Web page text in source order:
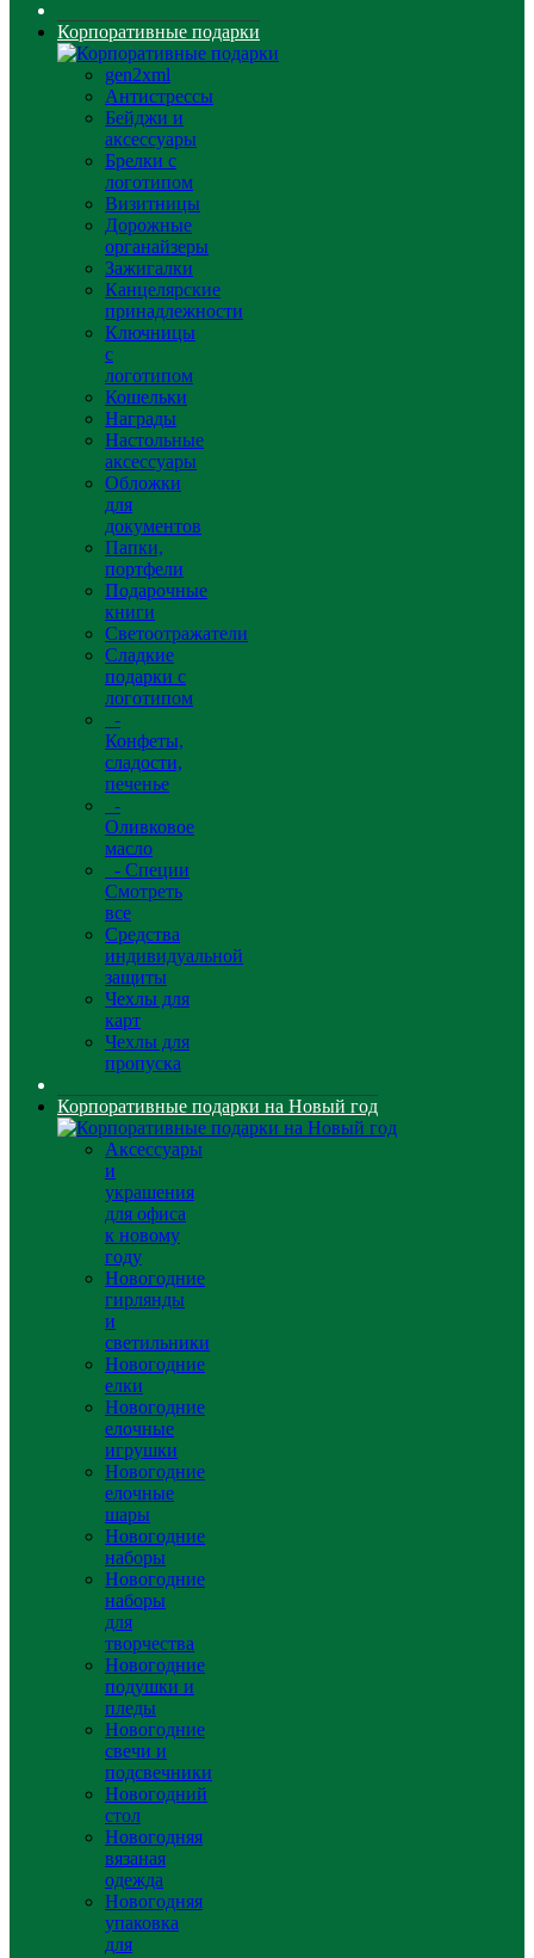
Корпоративные подарки
gen2xml
Антистрессы
Бейджи и
аксессуары
Брелки с
логотипом
Визитницы
Дорожные
органайзеры
Зажигалки
Канцелярские
принадлежности
Ключницы
с
логотипом
Кошельки
Награды
Настольные
аксессуары
Обложки
для
документов
Папки,
портфели
Подарочные
книги
Светоотражатели
Сладкие
подарки с
логотипом
-
Конфеты,
сладости,
печенье
-
Оливковое
масло
- Специи
Смотреть
все
Средства
индивидуальной
защиты
Чехлы для
карт
Чехлы для
пропуска
Корпоративные подарки на Новый год
Аксессуары
и
украшения
для офиса
к новому
году
Новогодние
гирлянды
и
светильники
Новогодние
елки
Новогодние
елочные
игрушки
Новогодние
елочные
шары
Новогодние
наборы
Новогодние
наборы
для
творчества
Новогодние
подушки и
пледы
Новогодние
свечи и
подсвечники
Новогодний
стол
Новогодняя
вязаная
одежда
Новогодняя
упаковка
для